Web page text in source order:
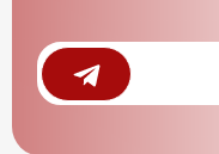
Submit